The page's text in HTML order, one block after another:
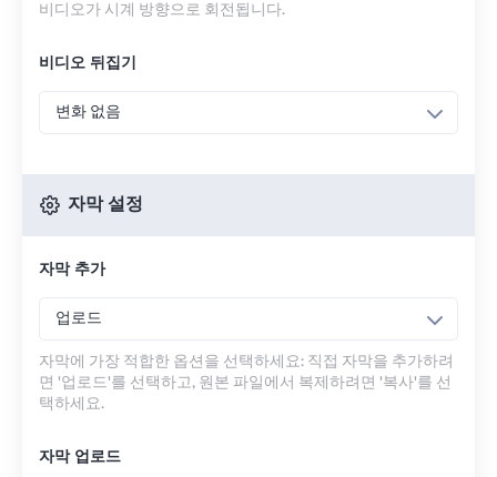
비디오가 시계 방향으로 회전됩니다.
비디오 뒤집기
변화 없음
자막 설정
자막 추가
업로드
자막에 가장 적합한 옵션을 선택하세요: 직접 자막을 추가하려
면 '업로드'를 선택하고, 원본 파일에서 복제하려면 '복사'를 선
택하세요.
자막 업로드